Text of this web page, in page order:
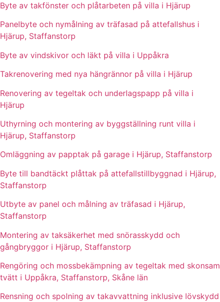
Byte av takfönster och plåtarbeten på villa i Hjärup
Panelbyte och nymålning av träfasad på attefallshus i
Hjärup, Staffanstorp
Byte av vindskivor och läkt på villa i Uppåkra
Takrenovering med nya hängrännor på villa i Hjärup
Renovering av tegeltak och underlagspapp på villa i
Hjärup
Uthyrning och montering av byggställning runt villa i
Hjärup, Staffanstorp
Omläggning av papptak på garage i Hjärup, Staffanstorp
Byte till bandtäckt plåttak på attefallstillbyggnad i Hjärup,
Staffanstorp
Utbyte av panel och målning av träfasad i Hjärup,
Staffanstorp
Montering av taksäkerhet med snörasskydd och
gångbryggor i Hjärup, Staffanstorp
Rengöring och mossbekämpning av tegeltak med skonsam
tvätt i Uppåkra, Staffanstorp, Skåne län
Rensning och spolning av takavvattning inklusive lövskydd